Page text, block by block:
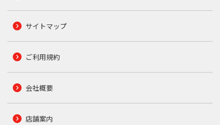
サイトマップ
ご利用規約
会社概要
店舗案内